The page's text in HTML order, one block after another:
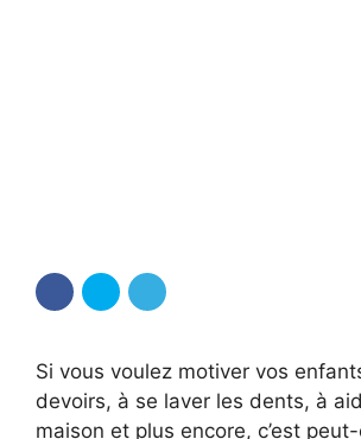
Si vous voulez motiver vos
devoirs, à se laver les dents, à
maison et plus encore, c’est